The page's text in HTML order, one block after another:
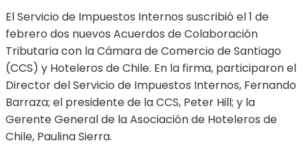
El Servicio de Impuestos Internos suscribió el 1 de
febrero dos nuevos Acuerdos de Colaboración
Tributaria con la Cámara de Comercio de Santiago
(CCS) y Hoteleros de Chile. En la firma, participaron el
Director del Servicio de Impuestos Internos, Fernando
Barraza; el presidente de la CCS, Peter Hill; y la
Gerente General de la Asociación de Hoteleros de
Chile, Paulina Sierra.